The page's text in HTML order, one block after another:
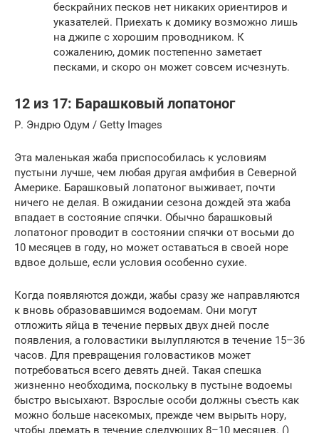
бескрайних песков нет никаких ориентиров и
указателей. Приехать к домику возможно лишь
на джипе с хорошим проводником. К
сожалению, домик постепенно заметает
песками, и скоро он может совсем исчезнуть.
12 из 17: Барашковый лопатоног
Р. Эндрю Одум / Getty Images
Эта маленькая жаба приспособилась к условиям
пустыни лучше, чем любая другая амфибия в Северной
Америке. Барашковый лопатоног выживает, почти
ничего не делая. В ожидании сезона дождей эта жаба
впадает в состояние спячки. Обычно барашковый
лопатоног проводит в состоянии спячки от восьми до
10 месяцев в году, но может оставаться в своей норе
вдвое дольше, если условия особенно сухие.
Когда появляются дожди, жабы сразу же направляются
к вновь образовавшимся водоемам. Они могут
отложить яйца в течение первых двух дней после
появления, а головастики вылупляются в течение 15–36
часов. Для превращения головастиков может
потребоваться всего девять дней. Такая спешка
жизненно необходима, поскольку в пустыне водоемы
быстро высыхают. Взрослые особи должны съесть как
можно больше насекомых, прежде чем вырыть нору,
чтобы дремать в течение следующих 8–10 месяцев. ()